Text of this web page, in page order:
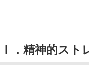
Ⅰ．精神的スト